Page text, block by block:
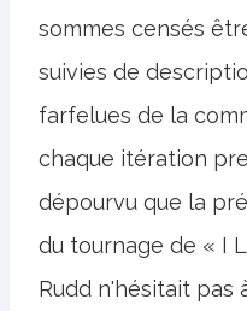
sommes censés
suivies de
farfelues de la
chaque itération
dépourvu que la
du tournage de « I
Rudd n'hésitait pas